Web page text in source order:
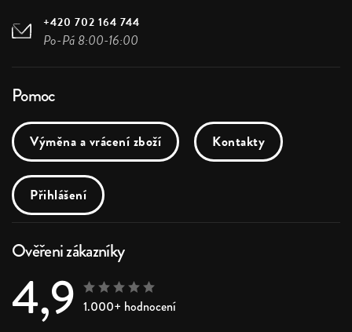
+420 702 164 744
Po-Pá 8:00-16:00
Pomoc
Výměna a vrácení zboží Kontakty
Přihlášení
Ověřeni zákazníky
4,9 1.000+ hodnocení